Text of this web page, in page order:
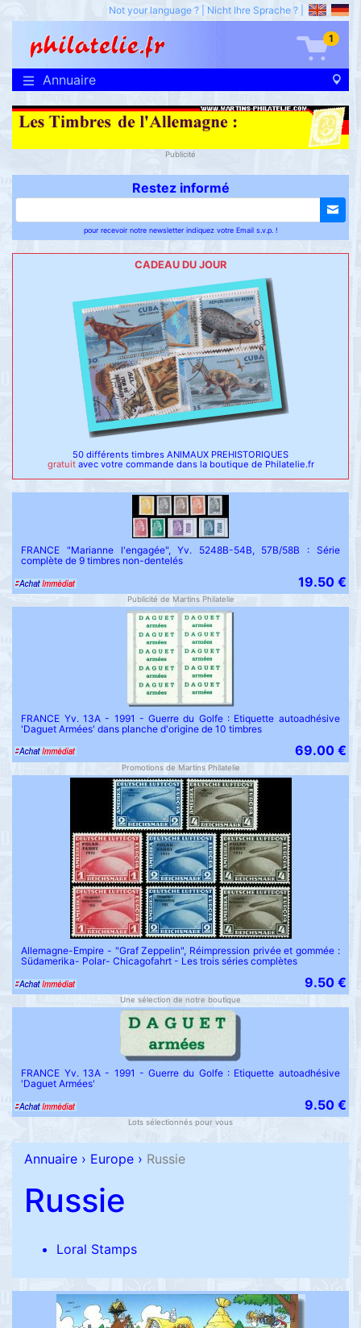
Not your language ? Nicht Ihre Sprache ?
1
Annuaire
Publicité
Restez informé
pour recevoir notre newsletter indiquez votre Email s.v.p. !
CADEAU DU JOUR
50 différents timbres ANIMAUX PREHISTORIQUES
gratuit avec votre commande dans la boutique de Philatelie.fr
FRANCE "Marianne l'engagée", Yv. 5248B-54B, 57B/58B : Série
complète de 9 timbres non-dentelés
19.50 €
Publicité de Martins Philatelie
FRANCE Yv. 13A - 1991 - Guerre du Golfe : Etiquette autoadhésive
'Daguet Armées' dans planche d'origine de 10 timbres
69.00 €
Promotions de Martins Philatelie
Allemagne-Empire - "Graf Zeppelin", Réimpression privée et gommée :
Südamerika- Polar- Chicagofahrt - Les trois séries complètes
9.50 €
Une sélection de notre boutique
FRANCE Yv. 13A - 1991 - Guerre du Golfe : Etiquette autoadhésive
'Daguet Armées'
9.50 €
Lots sélectionnés pour vous
Annuaire › Europe › Russie
Russie
Loral Stamps